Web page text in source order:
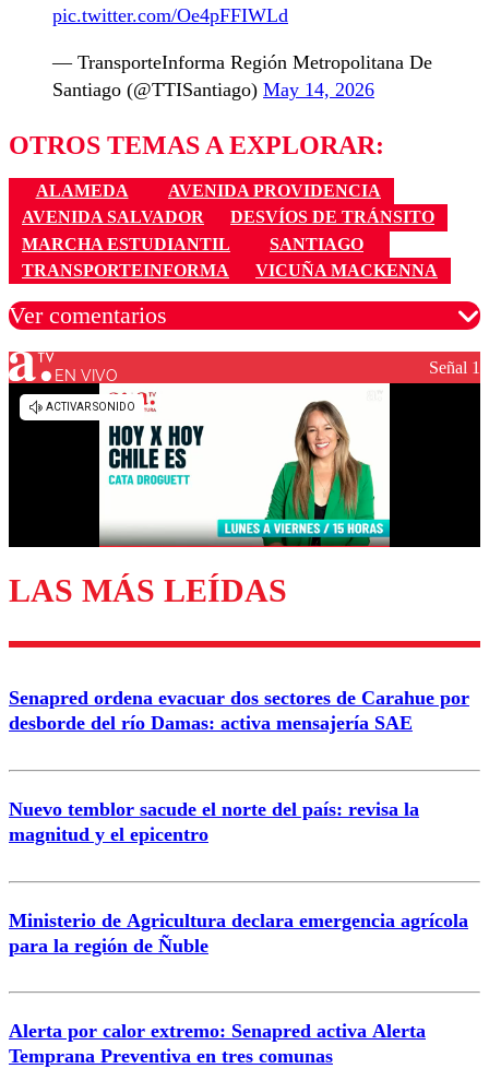
pic.twitter.com/Oe4pFFIWLd
— TransporteInforma Región Metropolitana De
Santiago (@TTISantiago) May 14, 2026
OTROS TEMAS A EXPLORAR:
ALAMEDA
AVENIDA PROVIDENCIA
AVENIDA SALVADOR
DESVÍOS DE TRÁNSITO
MARCHA ESTUDIANTIL
SANTIAGO
TRANSPORTEINFORMA
VICUÑA MACKENNA
Ver comentarios
Los comentarios son moderados para garantizar un
diálogo respetuoso.
Enviar comentario
EN VIVO Señal 1
LAS MÁS LEÍDAS
Senapred ordena evacuar dos sectores de Carahue por
desborde del río Damas: activa mensajería SAE
Nuevo temblor sacude el norte del país: revisa la
magnitud y el epicentro
Ministerio de Agricultura declara emergencia agrícola
para la región de Ñuble
Alerta por calor extremo: Senapred activa Alerta
Temprana Preventiva en tres comunas